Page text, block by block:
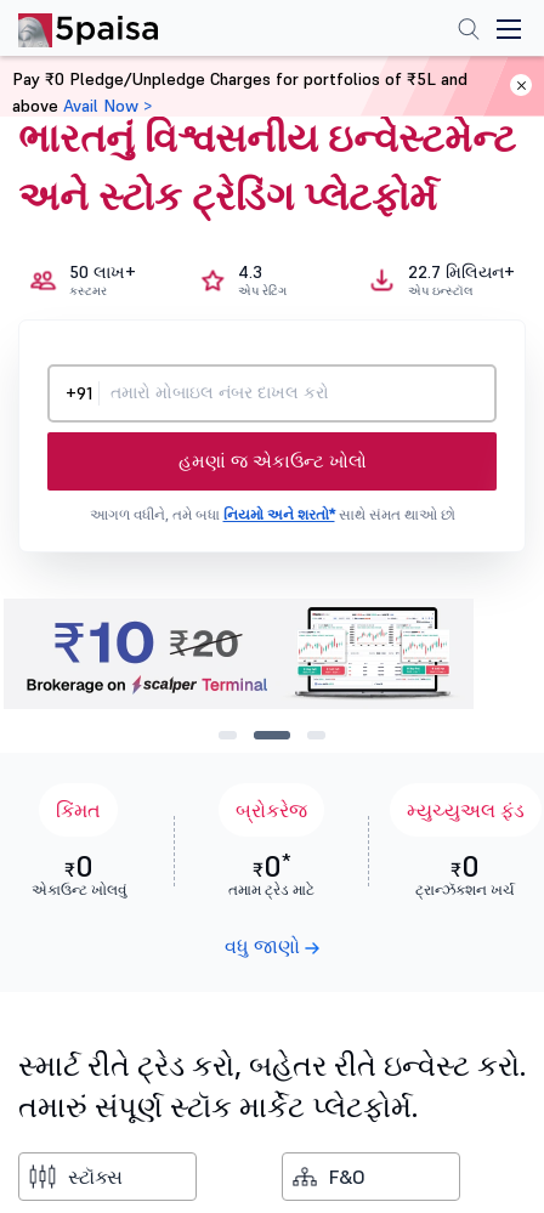
ભારતનું વિશ્વસનીય ઇન્વેસ્ટમેન્ટ
અને સ્ટોક ટ્રેડિંગ પ્લેટફોર્મ
50 લાખ+
કસ્ટમર
4.3
એપ રેટિંગ
22.7 મિલિયન+
એપ ઇન્સ્ટૉલ
+91
હમણાં જ એકાઉન્ટ ખોલો
આગળ વધીને, તમે બધા નિયમો અને શરતો*સાથે સંમત થાઓ છો
કિંમત
₹0
એકાઉન્ટ ખોલવું
બ્રોકરેજ
₹0*
તમામ ટ્રેડ માટે
મ્યુચ્યુઅલ ફંડ
₹0
ટ્રાન્ઝૅક્શન ખર્ચ
વધુ જાણો
સ્માર્ટ રીતે ટ્રેડ કરો, બહેતર રીતે ઇન્વેસ્ટ કરો.
તમારું સંપૂર્ણ સ્ટૉક માર્કેટ પ્લેટફોર્મ.
સ્ટૉક્સ F&O
Pay ₹0 Pledge/Unpledge Charges for portfolios of ₹5L and
above Avail Now >